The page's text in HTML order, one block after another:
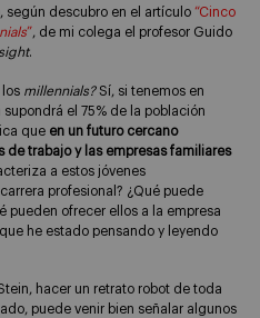
, según descubro en el artículo “Cinco
”, de mi colega el profesor Guido
.
los millennials?Sí, si tenemos en
el 75% de la población
que en un futuro cercano
de trabajo y las empresas familiares
a estos jóvenes
profesional? ¿Qué puede
pueden ofrecer ellos a la empresa
he estado pensando y leyendo
hacer un retrato robot de toda
puede venir bien señalar algunos